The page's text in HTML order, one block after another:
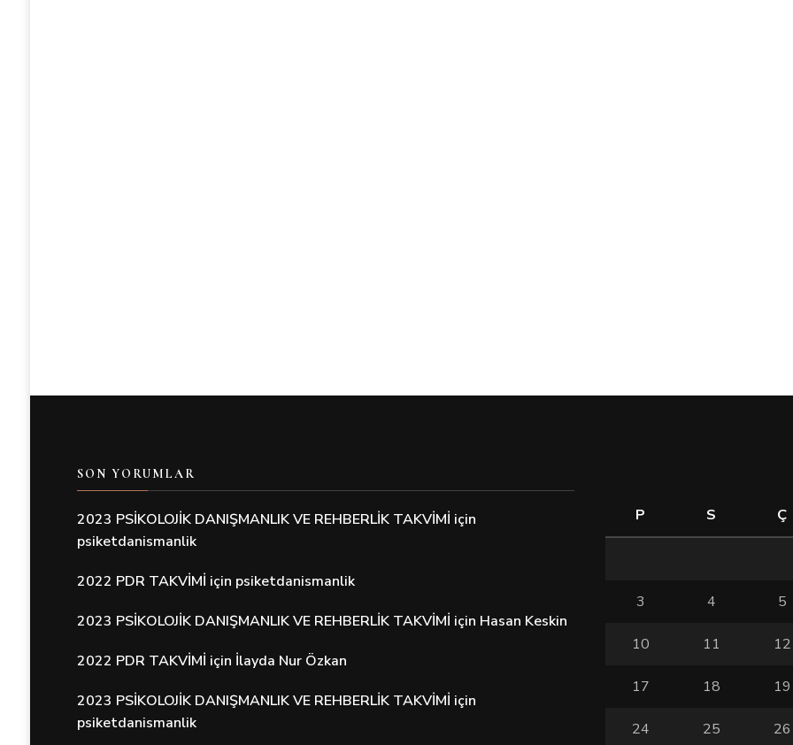
SON YORUMLAR
2023 PSİKOLOJİK DANIŞMANLIK VE REHBERLİK TAKVİMİ için
psiketdanismanlik
2022 PDR TAKVİMİ için psiketdanismanlik
2023 PSİKOLOJİK DANIŞMANLIK VE REHBERLİK TAKVİMİ için Hasan Keskin
2022 PDR TAKVİMİ için İlayda Nur Özkan
2023 PSİKOLOJİK DANIŞMANLIK VE REHBERLİK TAKVİMİ için
psiketdanismanlik
P S Ç
3 4 5
10 11 12
17 18 19
24 25 26